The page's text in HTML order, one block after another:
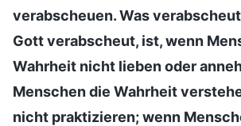
verabscheuen. Was
Gott verabscheut, ist, wenn
Wahrheit nicht lieben oder
Menschen die Wahrheit
nicht praktizieren; wenn